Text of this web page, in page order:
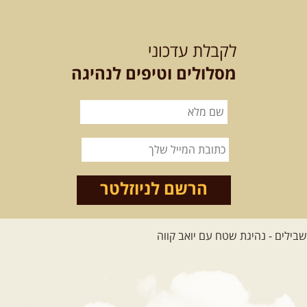
למגוון רכבי שטח
בחרנו לילה מיוחד לטיול מיוחד!
השמיים יהיו נקיים, הכוכבים ...
שישי- מעיינות
ואתגרים בצפון הרמה
מסלול חדש בצפון רמת הגולן בהובלת
מדריך תושב האזור. המסלול ...
לקבלת עדכוני
מסלולים וטיפים לנהיגה
הרשם לניוזלטר